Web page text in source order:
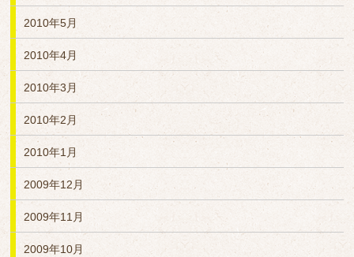
2010年5月
2010年4月
2010年3月
2010年2月
2010年1月
2009年12月
2009年11月
2009年10月